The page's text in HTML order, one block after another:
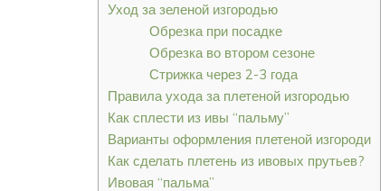
Уход за зеленой изгородью
Обрезка при посадке
Обрезка во втором сезоне
Стрижка через 2-3 года
Правила ухода за плетеной изгородью
Как сплести из ивы “пальму”
Варианты оформления плетеной изгороди
Как сделать плетень из ивовых прутьев?
Ивовая “пальма”